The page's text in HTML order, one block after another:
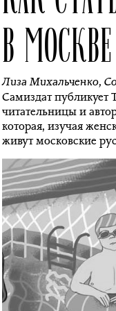
В МОСКВЕ
Лиза Михальченко,
Самиздат
читательницы и
которая, изучая
живут московские